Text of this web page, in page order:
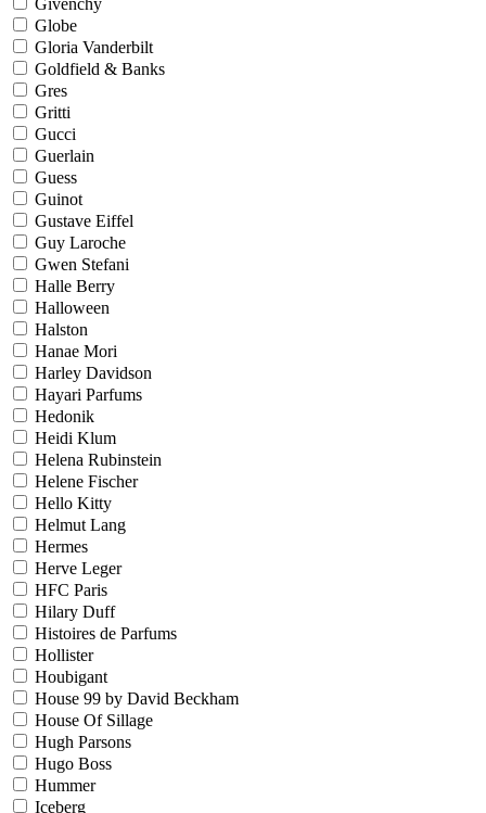
Givenchy
Globe
Gloria Vanderbilt
Goldfield & Banks
Gres
Gritti
Gucci
Guerlain
Guess
Guinot
Gustave Eiffel
Guy Laroche
Gwen Stefani
Halle Berry
Halloween
Halston
Hanae Mori
Harley Davidson
Hayari Parfums
Hedonik
Heidi Klum
Helena Rubinstein
Helene Fischer
Hello Kitty
Helmut Lang
Hermes
Herve Leger
HFC Paris
Hilary Duff
Histoires de Parfums
Hollister
Houbigant
House 99 by David Beckham
House Of Sillage
Hugh Parsons
Hugo Boss
Hummer
Iceberg